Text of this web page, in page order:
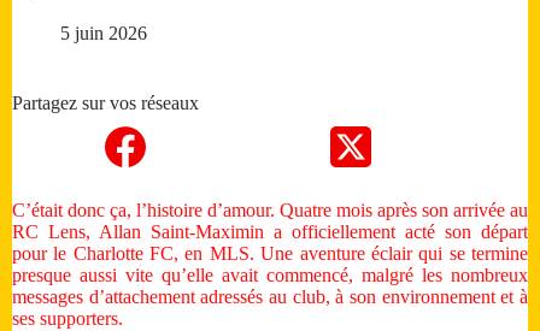
5 juin 2026
Partagez sur vos réseaux
C’était donc ça, l’histoire d’amour. Quatre mois après son arrivée au
RC Lens, Allan Saint-Maximin a officiellement acté son départ
pour le Charlotte FC, en MLS. Une aventure éclair qui se termine
presque aussi vite qu’elle avait commencé, malgré les nombreux
messages d’attachement adressés au club, à son environnement et à
ses supporters.